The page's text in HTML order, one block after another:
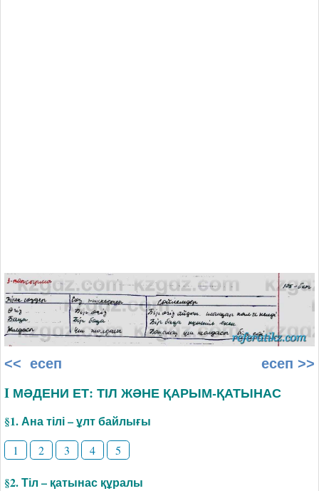
<< есеп есеп >>
I МӘДЕНИ ЕТ: ТІЛ ЖӘНЕ ҚАРЫМ-ҚАТЫНАС
§1. Ана тілі – ұлт байлығы
1 2 3 4 5
§2. Тіл – қатынас құралы